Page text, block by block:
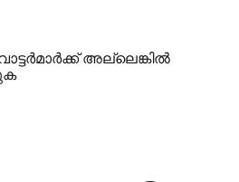
അല്ലെങ്കിൽ